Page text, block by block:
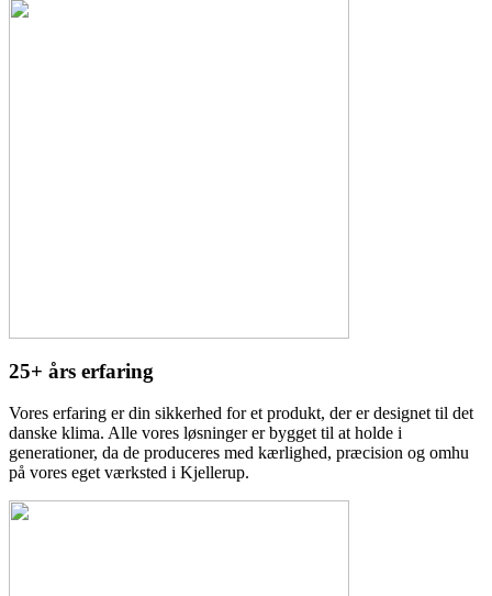
25+ års erfaring
Vores erfaring er din sikkerhed for et produkt, der er designet til det
danske klima. Alle vores løsninger er bygget til at holde i
generationer, da de produceres med kærlighed, præcision og omhu
på vores eget værksted i Kjellerup.